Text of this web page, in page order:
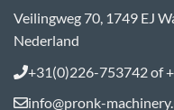
Veilingweg 70, 1749 EJ
Nederland
+31(0)226-753742 of
info@pronk-